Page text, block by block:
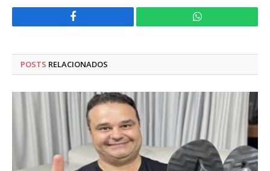
Facebook WhatsApp
POSTS RELACIONADOS